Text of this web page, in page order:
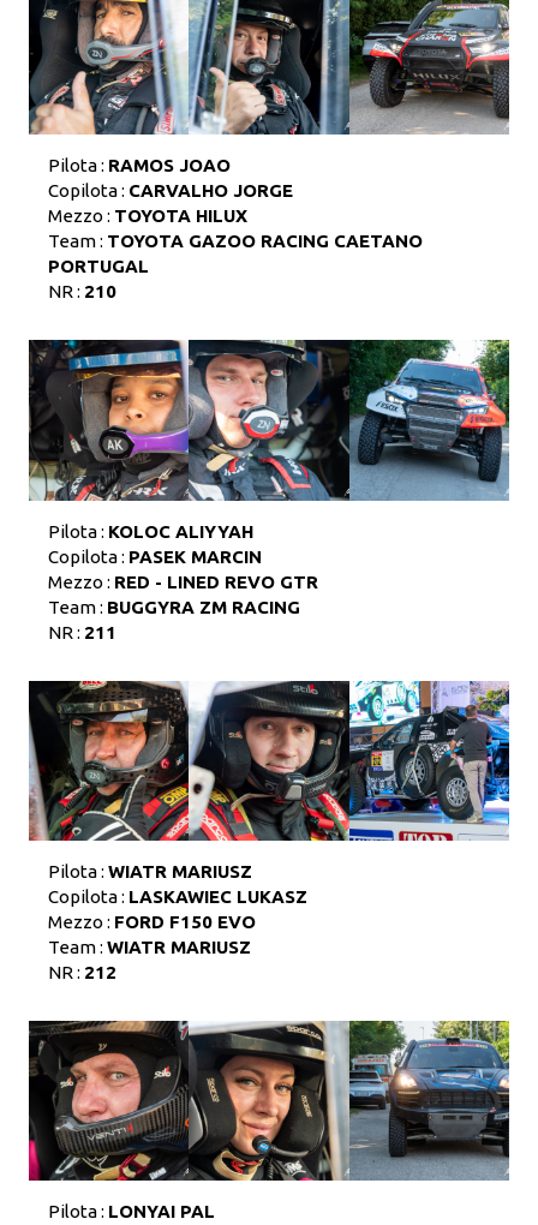
Pilota : RAMOS JOAO
Copilota : CARVALHO JORGE
Mezzo : TOYOTA HILUX
Team : TOYOTA GAZOO RACING CAETANO
PORTUGAL
NR : 210
Pilota : KOLOC ALIYYAH
Copilota : PASEK MARCIN
Mezzo : RED - LINED REVO GTR
Team : BUGGYRA ZM RACING
NR : 211
Pilota : WIATR MARIUSZ
Copilota : LASKAWIEC LUKASZ
Mezzo : FORD F150 EVO
Team : WIATR MARIUSZ
NR : 212
Pilota : LONYAI PAL